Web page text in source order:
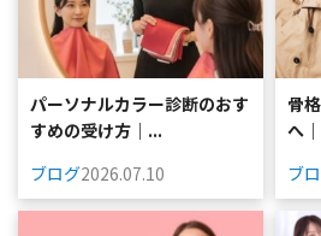
パーソナルカラー診断のおす
すめの受け方｜...
ブログ2026.07.10
骨
へ
ブ